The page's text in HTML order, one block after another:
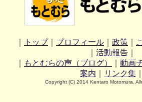
トップ｜ プロフィール｜ 政策｜
活動報告｜
もとむらの声（ブログ） 動画
案内
リンク集｜
Copyright (C) 2014 Kentaro Motomura.